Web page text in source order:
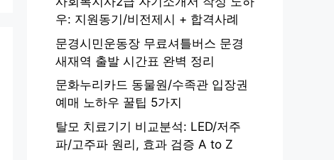
우: 지원동기/비전제시 + 합격사례
문경시민운동장 무료셔틀버스 문경
새재역 출발 시간표 완벽 정리
문화누리카드 동물원/수족관 입장권
예매 노하우 꿀팁 5가지
탈모 치료기기 비교분석: LED/저주
파/고주파 원리, 효과 검증 A to Z